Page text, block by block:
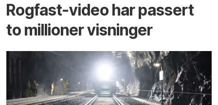
Rogfast-video har passert
to millioner visninger